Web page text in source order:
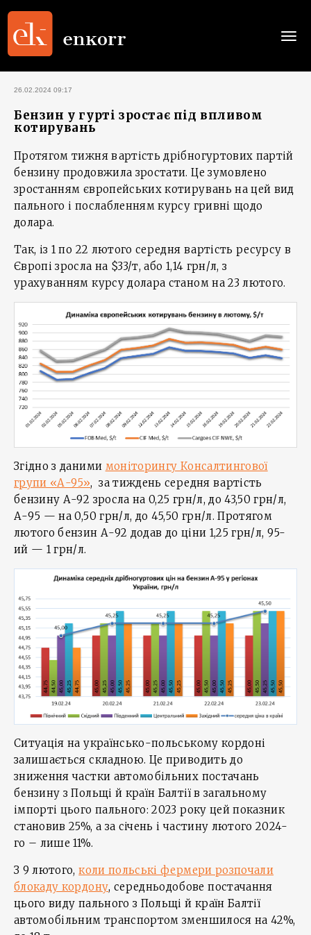
26.02.2024 09:17
Бензин у гурті зростає під впливом
котирувань
Протягом тижня вартість дрібногуртових партій
бензину продовжила зростати. Це зумовлено
зростанням європейських котирувань на цей вид
пального і послабленням курсу гривні щодо
долара.
Так, із 1 по 22 лютого середня вартість ресурсу в
Європі зросла на $33/т, або 1,14 грн/л, з
урахуванням курсу долара станом на 23 лютого.
Згідно з даними моніторингу Консалтингової
групи «А-95», за тиждень середня вартість
бензину А-92 зросла на 0,25 грн/л, до 43,50 грн/л,
А-95 — на 0,50 грн/л, до 45,50 грн/л. Протягом
лютого бензин А-92 додав до ціни 1,25 грн/л, 95-
ий — 1 грн/л.
Ситуація на українсько-польському кордоні
залишається складною. Це приводить до
зниження частки автомобільних постачань
бензину з Польщі й країн Балтії в загальному
імпорті цього пального: 2023 року цей показник
становив 25%, а за січень і частину лютого 2024-
го – лише 11%.
З 9 лютого,коли польські фермери розпочали
блокаду кордону, середньодобове постачання
цього виду пального з Польщі й країн Балтії
автомобільним транспортом зменшилося на 42%,